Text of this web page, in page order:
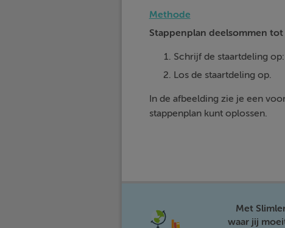
Methode
Stappenplan deelsommen tot
Schrijf de staartdeling op:
Los de staartdeling op.
In de afbeelding zie je een
stappenplan kunt oplossen.
Met
waar jij